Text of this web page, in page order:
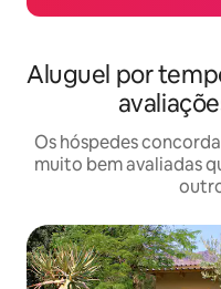
Aluguel por
Os hóspedes
muito bem avaliadas